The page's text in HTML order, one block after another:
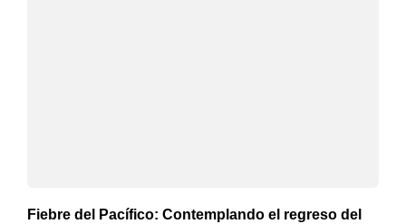
Fiebre del Pacífico: Contemplando el regreso del